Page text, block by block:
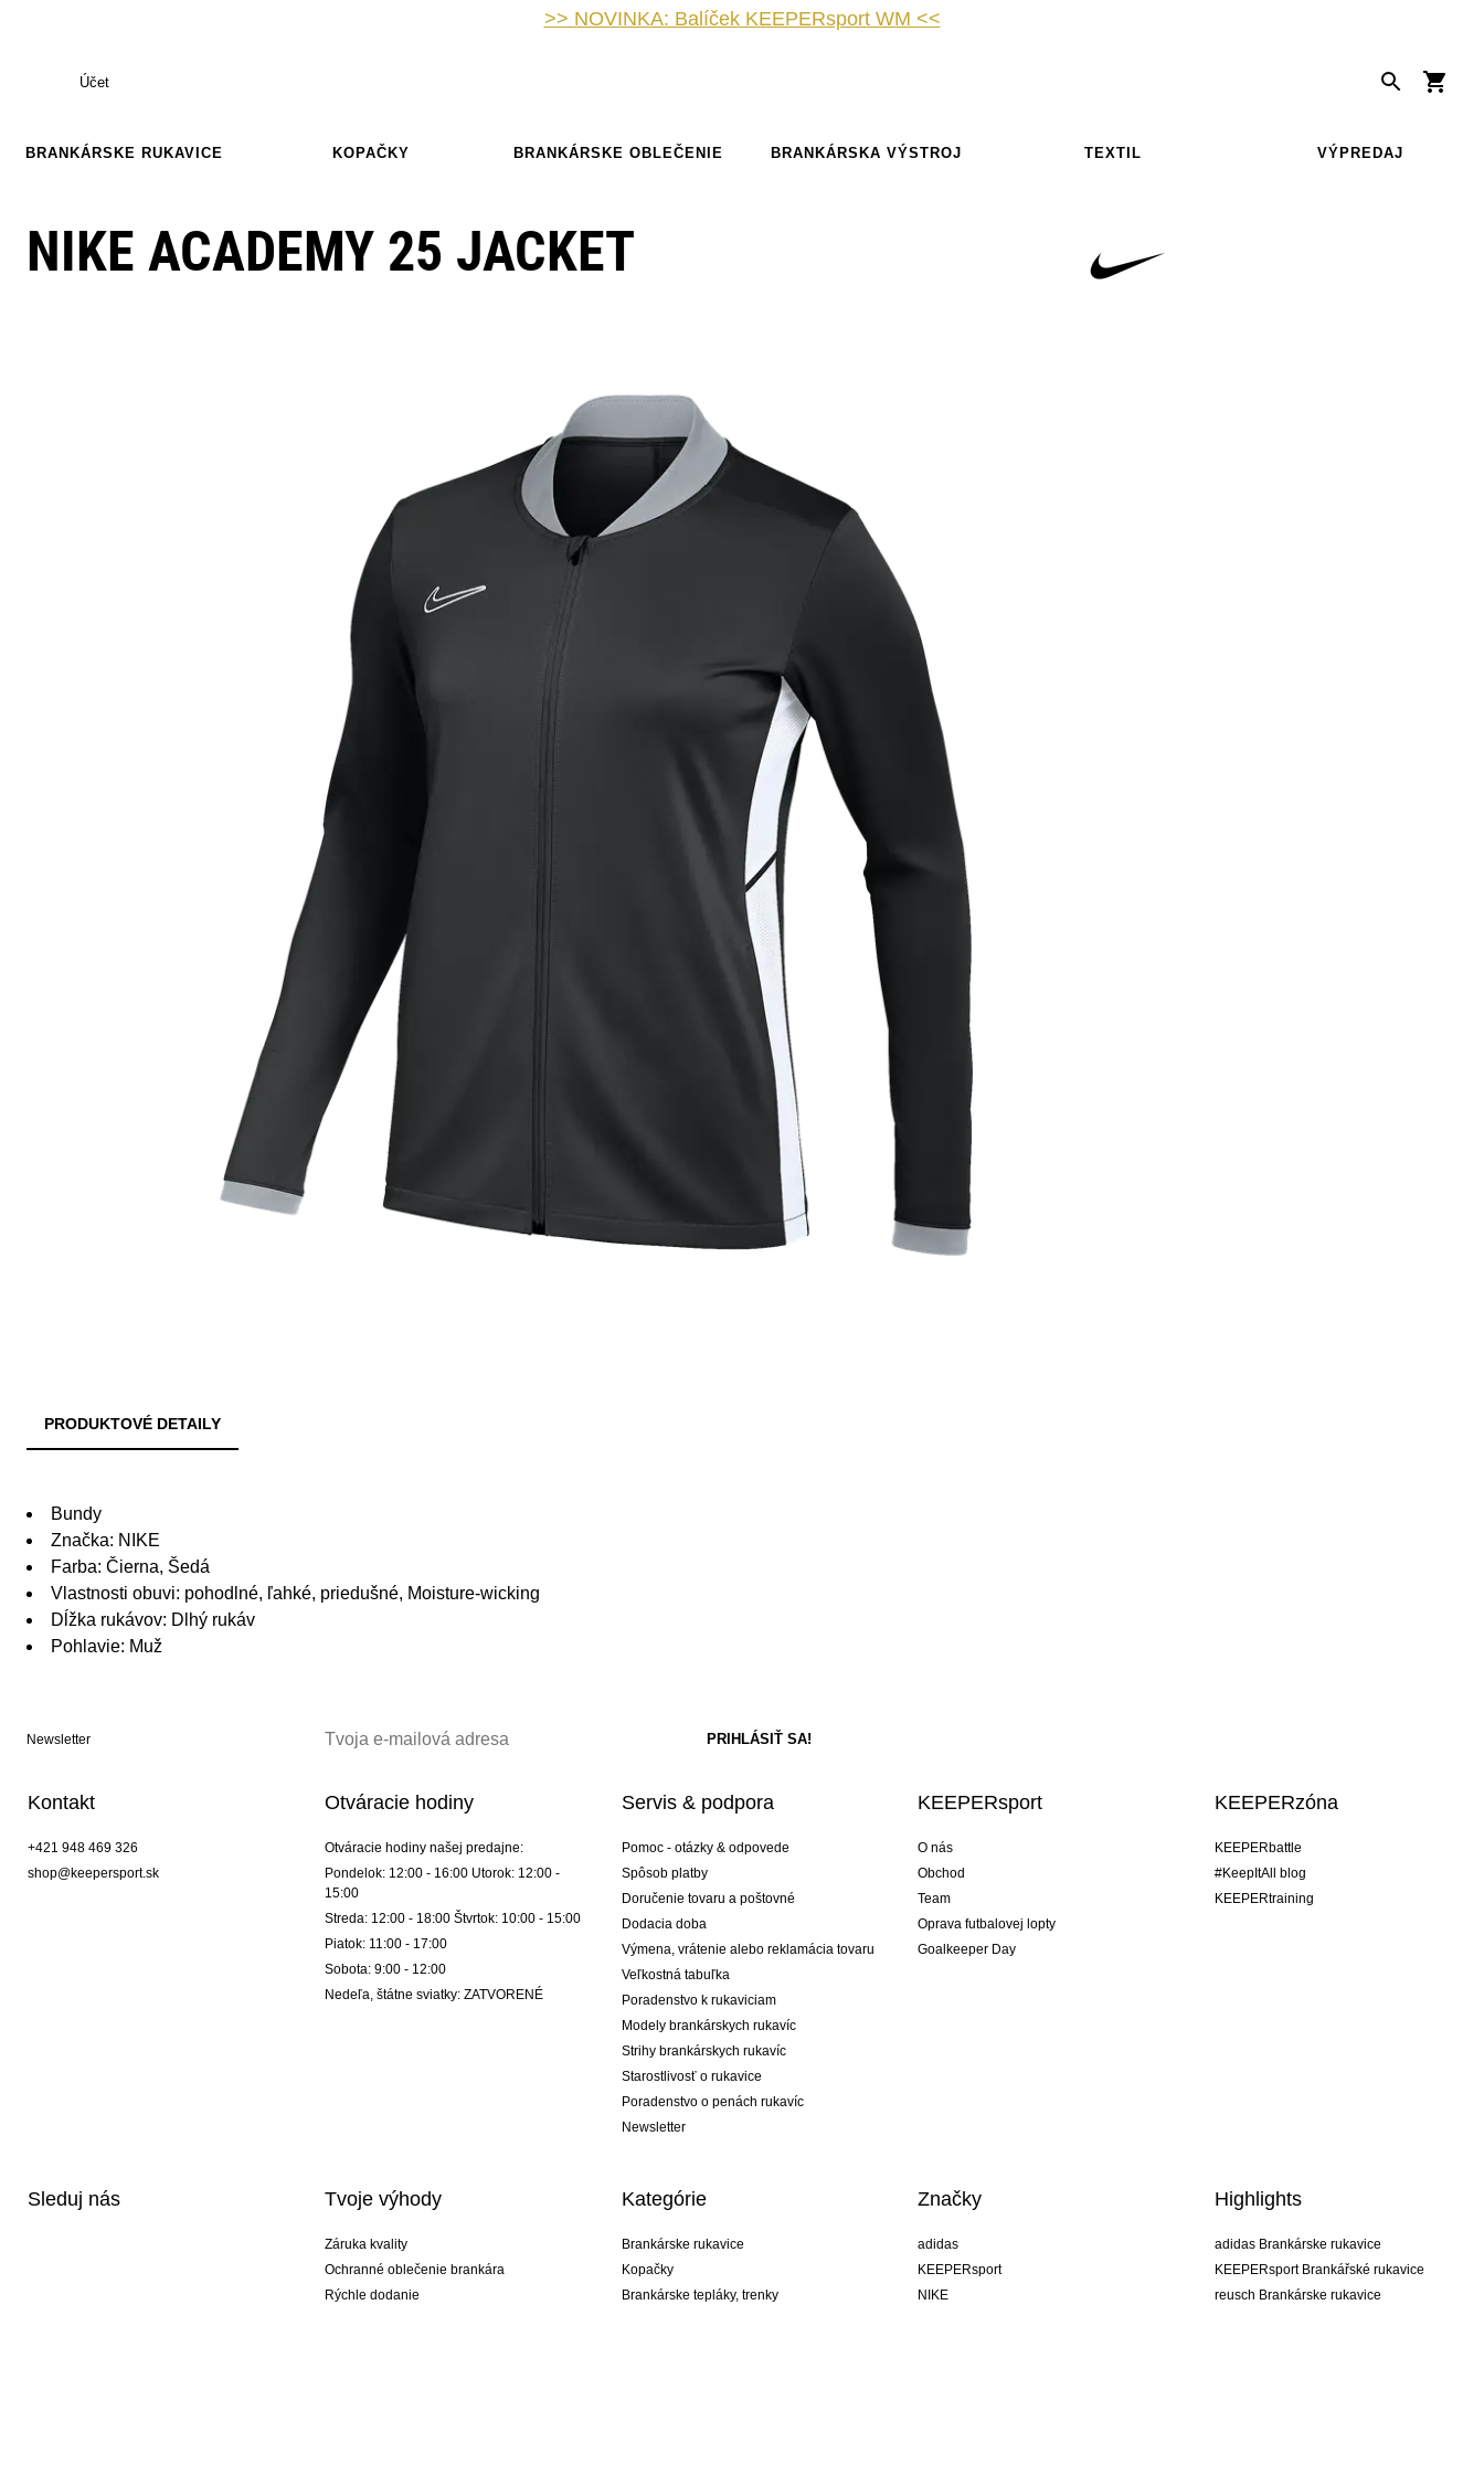
>> NOVINKA: Balíček KEEPERsport WM <<
Účet
BRANKÁRSKE RUKAVICE KOPAČKY BRANKÁRSKE OBLEČENIE BRANKÁRSKA VÝSTROJ TEXTIL VÝPREDAJ
NIKE ACADEMY 25 JACKET
PRODUKTOVÉ DETAILY
Bundy
Značka: NIKE
Farba: Čierna, Šedá
Vlastnosti obuvi: pohodlné, ľahké, priedušné, Moisture-wicking
Dĺžka rukávov: Dlhý rukáv
Pohlavie: Muž
Newsletter
Kontakt
+421 948 469 326
shop@keepersport.sk
Otváracie hodiny
Otváracie hodiny našej predajne:
Pondelok: 12:00 - 16:00 Utorok: 12:00 -
15:00
Streda: 12:00 - 18:00 Štvrtok: 10:00 - 15:00
Piatok: 11:00 - 17:00
Sobota: 9:00 - 12:00
Nedeľa, štátne sviatky: ZATVORENÉ
Servis & podpora
Pomoc - otázky & odpovede
Spôsob platby
Doručenie tovaru a poštovné
Dodacia doba
Výmena, vrátenie alebo reklamácia tovaru
Veľkostná tabuľka
Poradenstvo k rukaviciam
Modely brankárskych rukavíc
Strihy brankárskych rukavíc
Starostlivosť o rukavice
Poradenstvo o penách rukavíc
Newsletter
KEEPERsport
O nás
Obchod
Team
Oprava futbalovej lopty
Goalkeeper Day
KEEPERzóna
KEEPERbattle
#KeepItAll blog
KEEPERtraining
Sleduj nás Tvoje výhody
Záruka kvality
Ochranné oblečenie brankára
Rýchle dodanie
Kategórie
Brankárske rukavice
Kopačky
Brankárske tepláky, trenky
Značky
adidas
KEEPERsport
NIKE
Highlights
adidas Brankárske rukavice
KEEPERsport Brankářské rukavice
reusch Brankárske rukavice